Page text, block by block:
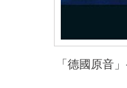
「德國原音